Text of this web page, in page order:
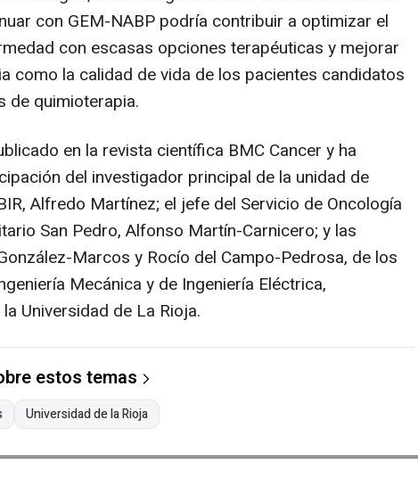
con GEM-NABP podría contribuir a optimizar el
con escasas opciones terapéuticas y mejorar
como la calidad de vida de los pacientes candidatos
de quimioterapia.
en la revista científica BMC Cancer y ha
del investigador principal de la unidad de
Alfredo Martínez; el jefe del Servicio de Oncología
San Pedro, Alfonso Martín-Carnicero; y las
Marcos y Rocío del Campo-Pedrosa, de los
Mecánica y de Ingeniería Eléctrica,
Universidad de La Rioja.
estos temas
Universidad de la Rioja